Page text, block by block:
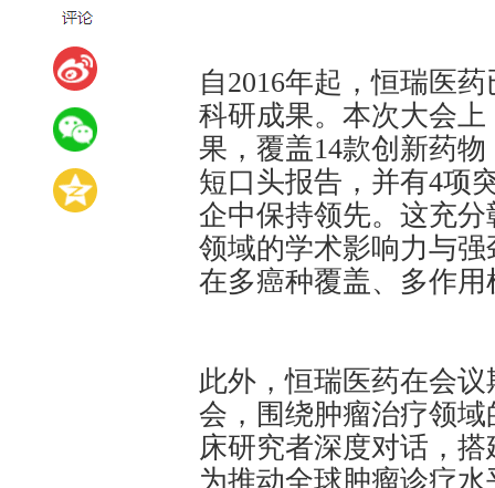
自2016年起，恒瑞医
科研成果。本次大会
果，覆盖14款创新药
短口头报告，并有4项
企中保持领先。这充
领域的学术影响力与
在多癌种覆盖、多作
此外，恒瑞医药在会
会，围绕肿瘤治疗领
床研究者深度对话，
为推动全球肿瘤诊疗